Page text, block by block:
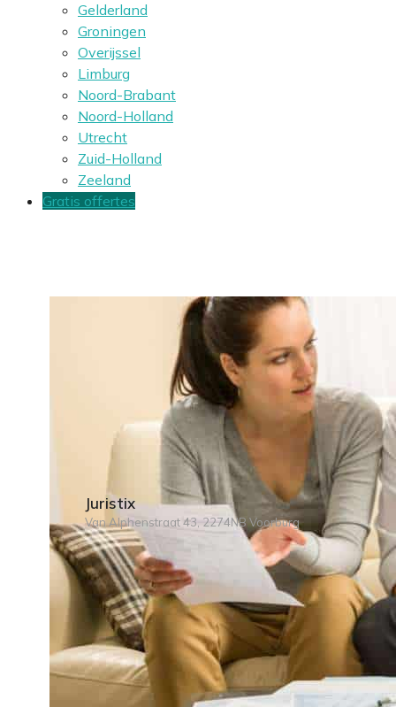
Gelderland
Groningen
Overijssel
Limburg
Noord-Brabant
Noord-Holland
Utrecht
Zuid-Holland
Zeeland
Gratis offertes
Juristix
Van Alphenstraat 43, 2274NB Voorburg